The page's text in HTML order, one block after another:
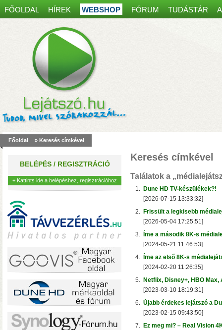
FŐOLDAL HÍREK WEBSHOP FÓRUM TUDÁSTÁR
működés, egy régi
A TerraMaster-nél
F2-425 és F4-425
(16 GB-ig bővíthető!)
Főoldal » Keresés címkével
Keresés címkével
Találatok a
1. Dune HD TV-készülékek?!
[2026-07-15 13:33:32]
2. Frissült a legkisebb
[2026-05-04 17:25:51]
3.
Íme a második 8K-s
[2024-05-21 11:46:53]
4.
Íme az első 8K-s
[2024-02-20 11:26:35]
5. Netflix, Disney+, HBO Max,
[2023-03-10 18:19:31]
6. Újabb érdekes lejátszó a
[2023-02-15 09:43:50]
7. Ez meg mi? – Real Vision
BELÉPÉS / REGISZTRÁCIÓ
+ Kattints ide a belépéshez, regisztrációhoz